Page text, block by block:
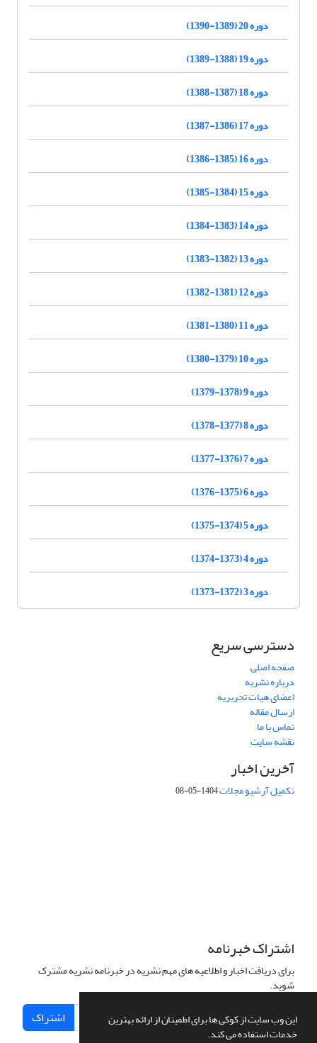
این وب سایت از کوکی ها برای اطمینان از ارائه بهترین
خدمات استفاده می کند.
دوره 20 (1389-1390)
دوره 19 (1388-1389)
دوره 18 (1387-1388)
دوره 17 (1386-1387)
دوره 16 (1385-1386)
دوره 15 (1384-1385)
دوره 14 (1383-1384)
دوره 13 (1382-1383)
دوره 12 (1381-1382)
دوره 11 (1380-1381)
دوره 10 (1379-1380)
دوره 9 (1378-1379)
دوره 8 (1377-1378)
دوره 7 (1376-1377)
دوره 6 (1375-1376)
دوره 5 (1374-1375)
دوره 4 (1373-1374)
دوره 3 (1372-1373)
دسترسی سریع
صفحه اصلی
درباره نشریه
اعضای هیات تحریریه
ارسال مقاله
تماس با ما
نقشه سایت
آخرین اخبار
تکمیل آرشیو مجلات1404-05-08
اشتراک خبرنامه
برای دریافت اخبار و اطلاعیه های مهم نشریه در خبرنامه نشریه مشترک
شوید.
اشتراک